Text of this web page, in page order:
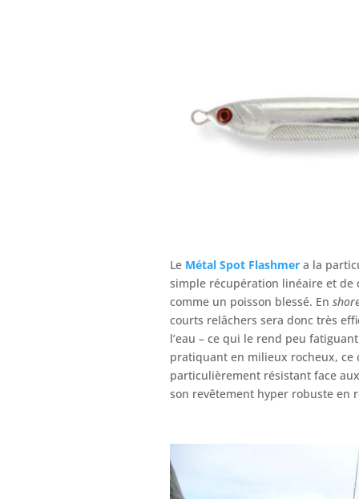
Le Métal Spot Flashmera la
simple récupération linéaire et de
comme un poisson blessé. En
courts relâchers sera donc très
l’eau – ce qui le rend peu
pratiquant en milieux rocheux, ce
particulièrement résistant face
son revêtement hyper robuste en